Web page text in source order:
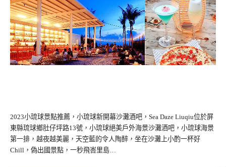
2023小琉球景點推薦，小琉球新開幕沙灘酒吧，Sea Daze Liuqiu位於屏
東縣琉球鄉肚仔坪路13號，小琉球絕美戶外海景沙灘酒吧，小琉球海景
第一排，越夜越美麗，天空藍的令人陶醉，坐在沙灘上小酌一杯好
Chill，偽出國景點，一秒飛峇里島…